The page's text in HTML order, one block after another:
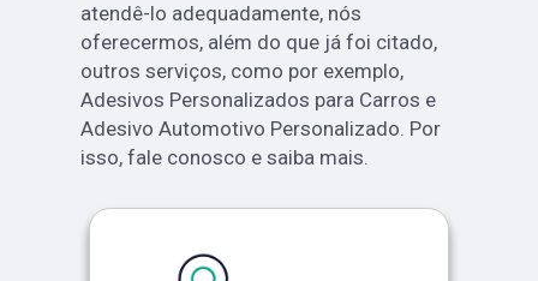
atendê-lo adequadamente, nós
oferecermos, além do que já foi citado,
outros serviços, como por exemplo,
Adesivos Personalizados para Carros e
Adesivo Automotivo Personalizado. Por
isso, fale conosco e saiba mais.